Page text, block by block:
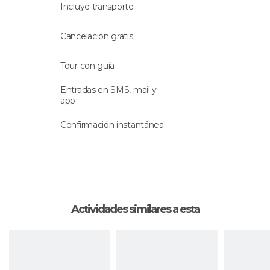
situada en la costa este del país, en la que
Idioma
español.
Incluye transporte
Cancelación gratis
Tour con guía
Entradas en SMS, mail y
app
Confirmación instantánea
Actividades similares a esta